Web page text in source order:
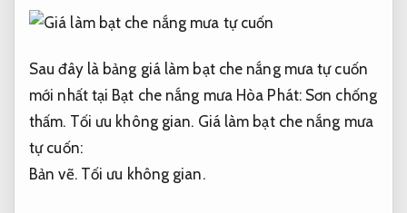
Sau đây là bảng giá làm bạt che nắng mưa tự cuốn
mới nhất tại Bạt che nắng mưa Hòa Phát: Sơn chống
thấm. Tối ưu không gian. Giá làm bạt che nắng mưa
tự cuốn:
Bản vẽ. Tối ưu không gian.